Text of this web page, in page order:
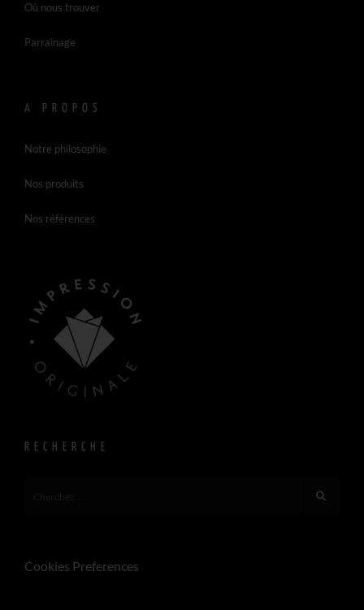
Où nous trouver
Parrainage
A PROPOS
Notre philosophie
Nos produits
Nos références
RECHERCHE
Cookies Preferences